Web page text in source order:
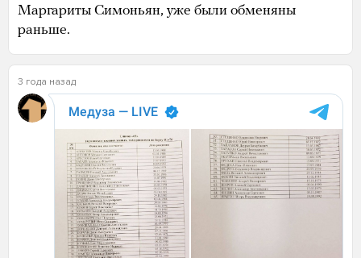
Маргариты Симоньян, уже были обменяны
раньше.
3 года назад